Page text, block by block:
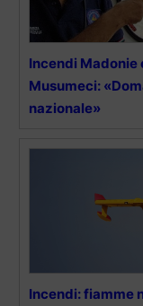
Incendi Madonie
Musumeci:
nazionale»
Incendi: fiamme